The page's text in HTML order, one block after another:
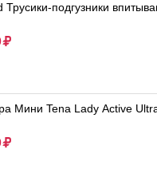
Трусики-подгузники
Мини Tena Lady Active